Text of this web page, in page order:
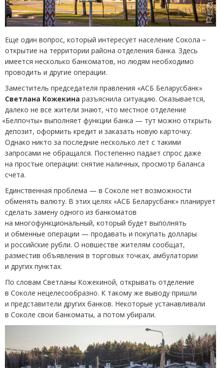
Еще один вопрос, который интересует население Сокола −
открытие на территории района отделения банка. Здесь
имеется несколько банкоматов, но людям необходимо
проводить и другие операции.
Заместитель председателя правления «АСБ Беларусбанк»
Светлана Кожекина разъяснила ситуацию. Оказывается,
далеко не все жители знают, что местное отделение
«Белпочты» выполняет функции банка — тут можно открыть
депозит, оформить кредит и заказать новую карточку.
Однако никто за последние несколько лет с такими
запросами не обращался. Постепенно падает спрос даже
на простые операции: снятие наличных, просмотр баланса
счета.
Единственная проблема — в Соколе нет возможности
обменять валюту. В этих целях «АСБ Беларусбанк» планирует
сделать замену одного из банкоматов
на многофункциональный, который будет выполнять
и обменные операции — продавать и покупать доллары
и российские рубли. О новшестве жителям сообщат,
разместив объявления в торговых точках, амбулатории
и других пунктах.
По словам Светланы Кожекиной, открывать отделение
в Соколе нецелесообразно. К такому же выводу пришли
и представители других банков. Некоторые устанавливали
в Соколе свои банкоматы, а потом убирали.